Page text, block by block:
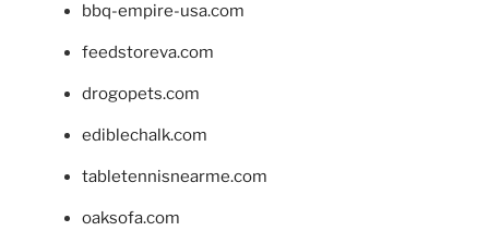
bbq-empire-usa.com
feedstoreva.com
drogopets.com
ediblechalk.com
tabletennisnearme.com
oaksofa.com